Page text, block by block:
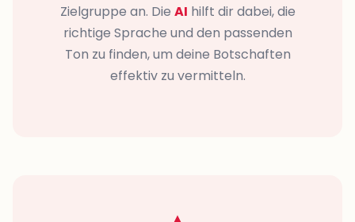
Zielgruppe an. Die AI hilft dir dabei, die
richtige Sprache und den passenden
Ton zu finden, um deine Botschaften
effektiv zu vermitteln.